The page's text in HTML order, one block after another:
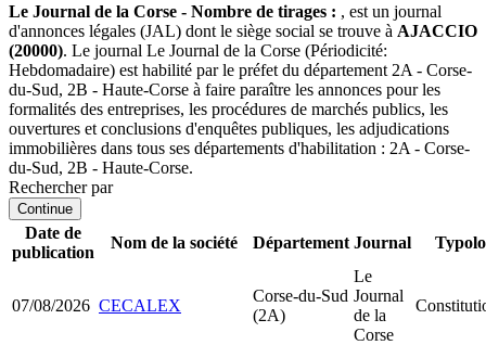
Le Journal de la Corse - Nombre de tirages : , est un journal
d'annonces légales (JAL) dont le siège social se trouve à AJACCIO
(20000). Le journal Le Journal de la Corse (Périodicité:
Hebdomadaire) est habilité par le préfet du département 2A - Corse-
du-Sud, 2B - Haute-Corse à faire paraître les annonces pour les
formalités des entreprises, les procédures de marchés publics, les
ouvertures et conclusions d'enquêtes publiques, les adjudications
immobilières dans tous ses départements d'habilitation : 2A - Corse-
du-Sud, 2B - Haute-Corse.
Rechercher par
Continue
Date de
publication
Nom de la société Département Journal
07/08/2026 CECALEX
Corse-du-Sud
(2A)
Le
Journal
de la
Corse